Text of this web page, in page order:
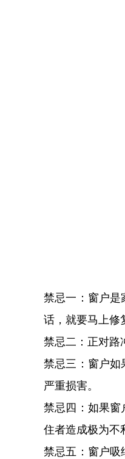
禁忌一：窗户是
话，就要马上修
禁忌二：正对路
禁忌三：窗户如
严重损害。
禁忌四：如果窗
住者造成极为不
禁忌五：窗户吸